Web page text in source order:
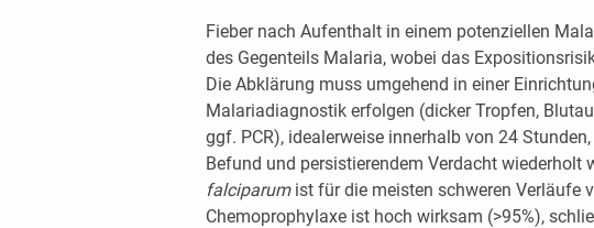
Fieber nach Aufenthalt in einem potenziellen
des Gegenteils Malaria, wobei das
Die Abklärung muss umgehend in einer
Malariadiagnostik erfolgen (dicker Tropfen,
ggf. PCR), idealerweise innerhalb von 24
Befund und persistierendem Verdacht wiederholt
falciparumist für die meisten schweren Verläufe
Chemoprophylaxe ist hoch wirksam (>95%),